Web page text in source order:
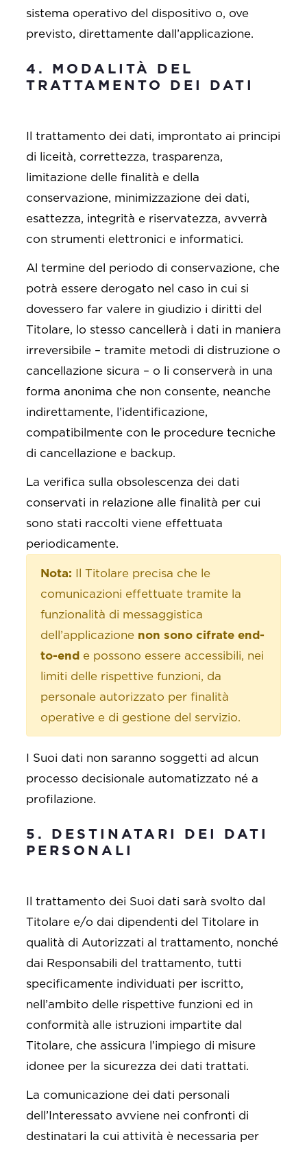
sistema operativo del dispositivo o, ove
previsto, direttamente dall’applicazione.
4. MODALITÀ DEL
TRATTAMENTO DEI DATI
Il trattamento dei dati, improntato ai principi
di liceità, correttezza, trasparenza,
limitazione delle finalità e della
conservazione, minimizzazione dei dati,
esattezza, integrità e riservatezza, avverrà
con strumenti elettronici e informatici.
Al termine del periodo di conservazione, che
potrà essere derogato nel caso in cui si
dovessero far valere in giudizio i diritti del
Titolare, lo stesso cancellerà i dati in maniera
irreversibile – tramite metodi di distruzione o
cancellazione sicura – o li conserverà in una
forma anonima che non consente, neanche
indirettamente, l’identificazione,
compatibilmente con le procedure tecniche
di cancellazione e backup.
La verifica sulla obsolescenza dei dati
conservati in relazione alle finalità per cui
sono stati raccolti viene effettuata
periodicamente.
Nota: Il Titolare precisa che le
comunicazioni effettuate tramite la
funzionalità di messaggistica
dell’applicazione non sono cifrate end-
to-end e possono essere accessibili, nei
limiti delle rispettive funzioni, da
personale autorizzato per finalità
operative e di gestione del servizio.
I Suoi dati non saranno soggetti ad alcun
processo decisionale automatizzato né a
profilazione.
5. DESTINATARI DEI DATI
PERSONALI
Il trattamento dei Suoi dati sarà svolto dal
Titolare e/o dai dipendenti del Titolare in
qualità di Autorizzati al trattamento, nonché
dai Responsabili del trattamento, tutti
specificamente individuati per iscritto,
nell’ambito delle rispettive funzioni ed in
conformità alle istruzioni impartite dal
Titolare, che assicura l’impiego di misure
idonee per la sicurezza dei dati trattati.
La comunicazione dei dati personali
dell’Interessato avviene nei confronti di
destinatari la cui attività è necessaria per